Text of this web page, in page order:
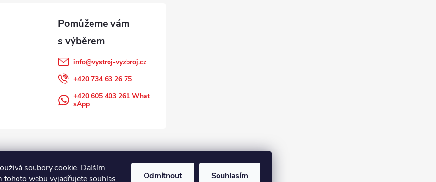
soubory cookie. Dalším
tohoto webu vyjadřujete souhlas
Odmítnout Souhlasím
info@vystroj-vyzbroj.cz
+420 734 63 26 75
+420 605 403 261 What
sApp